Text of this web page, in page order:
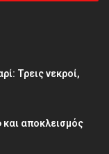
Τρεις νεκροί,
αποκλεισμός